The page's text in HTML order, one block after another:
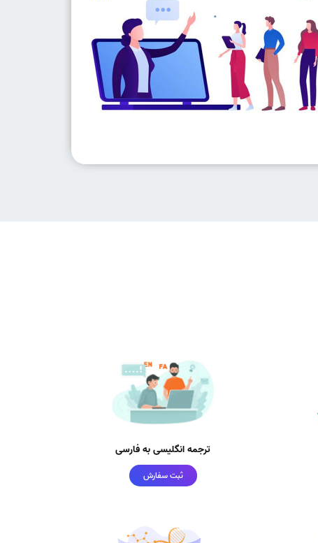
ترجمه انگلیسی به فارسی
ثبت سفارش